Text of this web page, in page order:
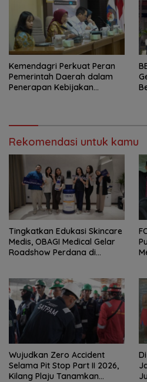
Kemendagri Perkuat Peran
Pemerintah Daerah dalam
Penerapan Kebijakan
Rekomendasi untuk kamu
Tingkatkan Edukasi Skincare
Medis, OBAGI Medical Gelar
Roadshow Perdana di
Wujudkan Zero Accident
Selama Pit Stop Part II 2026,
Kilang Plaju Tanamkan